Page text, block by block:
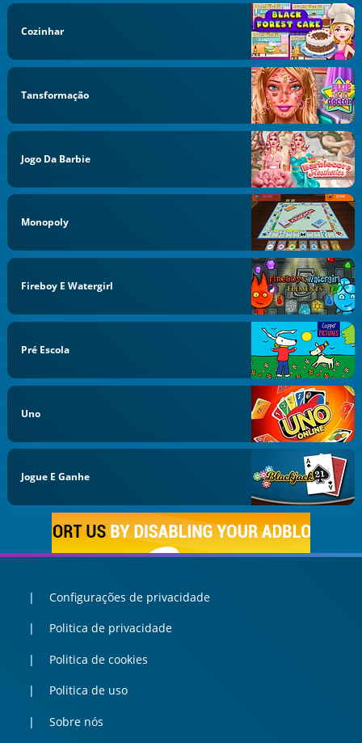
Cozinhar
Tansformação
Jogo Da Barbie
Monopoly
Fireboy E Watergirl
Pré Escola
Uno
Jogue E Ganhe
Configurações de privacidade
Politica de privacidade
Politica de cookies
Politica de uso
Sobre nós